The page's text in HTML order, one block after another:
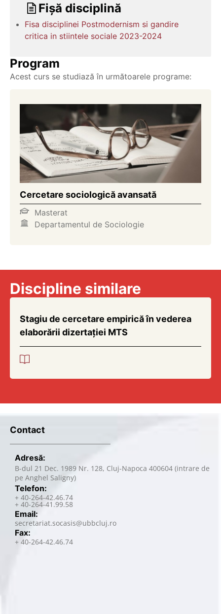
Fișă disciplină
Fisa disciplinei Postmodernism si gandire
critica in stiintele sociale 2023-2024
Program
Acest curs se studiază în următoarele programe:
Cercetare sociologică avansată
Masterat
Departamentul de Sociologie
Discipline similare
Stagiu de cercetare empirică în vederea
elaborării dizertației MTS
Contact
Adresă:
B-dul 21 Dec. 1989 Nr. 128, Cluj-Napoca 400604 (intrare de
pe Anghel Saligny)
Telefon:
+ 40-264-42.46.74
+ 40-264-41.99.58
Email:
secretariat.socasis@ubbcluj.ro
Fax:
+ 40-264-42.46.74